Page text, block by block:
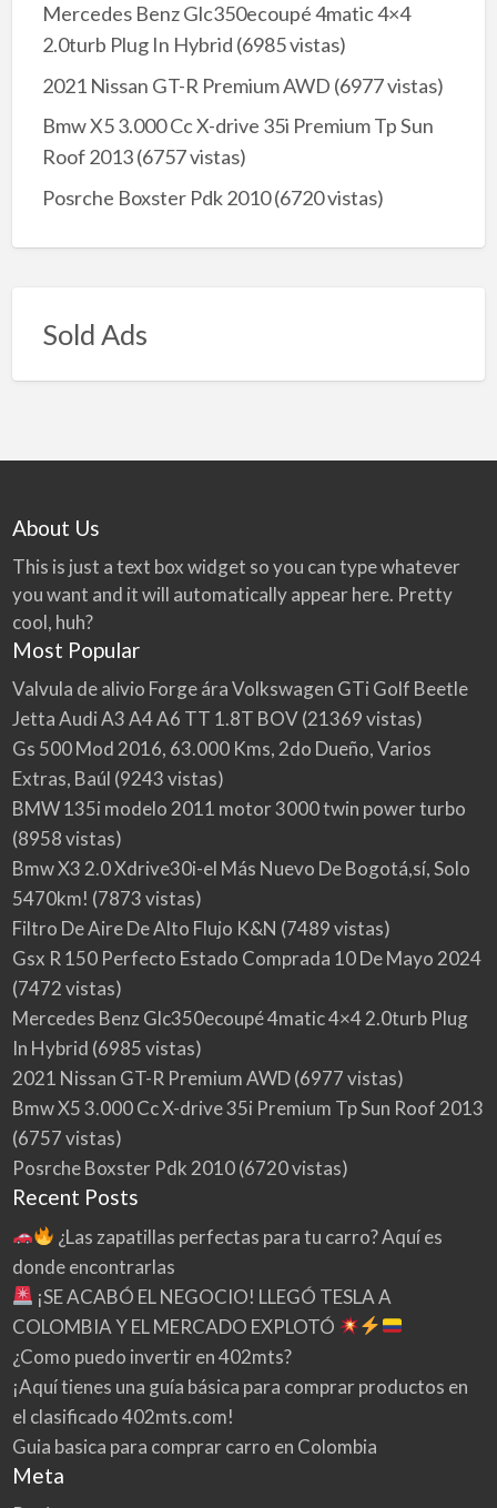
Mercedes Benz Glc350ecoupé 4matic 4×4
2.0turb Plug In Hybrid (6985 vistas)
2021 Nissan GT-R Premium AWD (6977 vistas)
Bmw X5 3.000 Cc X-drive 35i Premium Tp Sun
Roof 2013(6757 vistas)
Posrche Boxster Pdk 2010(6720 vistas)
Sold Ads
About Us
This is just a text box widget so you can type whatever
you want and it will automatically appear here. Pretty
cool, huh?
Most Popular
Valvula de alivio Forge ára Volkswagen GTi Golf Beetle
Jetta Audi A3 A4 A6 TT 1.8T BOV(21369 vistas)
Gs 500 Mod 2016, 63.000 Kms, 2do Dueño, Varios
Extras, Baúl (9243 vistas)
BMW 135i modelo 2011 motor 3000 twin power turbo
(8958 vistas)
Bmw X3 2.0 Xdrive30i-el Más Nuevo De Bogotá,sí, Solo
5470km! (7873 vistas)
Filtro De Aire De Alto Flujo K&N (7489 vistas)
Gsx R 150 Perfecto Estado Comprada 10 De Mayo 2024
(7472 vistas)
Mercedes Benz Glc350ecoupé 4matic 4×4 2.0turb Plug
In Hybrid (6985 vistas)
2021 Nissan GT-R Premium AWD(6977 vistas)
Bmw X5 3.000 Cc X-drive 35i Premium Tp Sun Roof 2013
(6757 vistas)
Posrche Boxster Pdk 2010(6720 vistas)
Recent Posts
¿Las zapatillas perfectas para tu carro? Aquí es
donde encontrarlas
¡SE ACABÓ EL NEGOCIO! LLEGÓ TESLA A
COLOMBIA Y EL MERCADO EXPLOTÓ
¿Como puedo invertir en 402mts?
¡Aquí tienes una guía básica para comprar productos en
el clasificado 402mts.com!
Guia basica para comprar carro en Colombia
Meta